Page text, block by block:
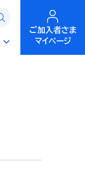
ご加入者さま
マイページ